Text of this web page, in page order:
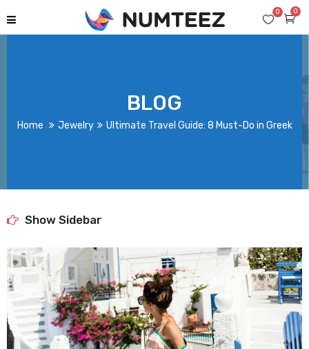
0
0
BLOG
Home Jewelry Ultimate Travel Guide: 8 Must-Do in Greek
Show Sidebar